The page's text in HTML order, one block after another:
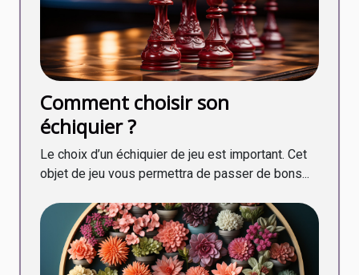
Comment choisir son
échiquier ?
Le choix d’un échiquier de jeu est important. Cet
objet de jeu vous permettra de passer de bons...